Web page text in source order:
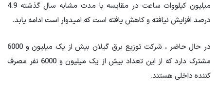
میلیون کیلووات ساعت در مقایسه با مدت مشابه سال گذشته 4.9
درصد افزایش نیافته و کاهش یافته است که امیدوار است ادامه یابد.
در حال حاضر ، شرکت توزیع برق گیلان بیش از یک میلیون و 6000
مشترک دارد که از این تعداد بیش از یک میلیون و 6000 نفر مصرف
کننده داخلی هستند.